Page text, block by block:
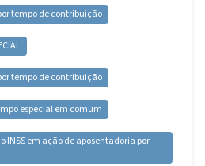
tempo de contribuição
tempo de contribuição
especial em comum
INSS em ação de aposentadoria por